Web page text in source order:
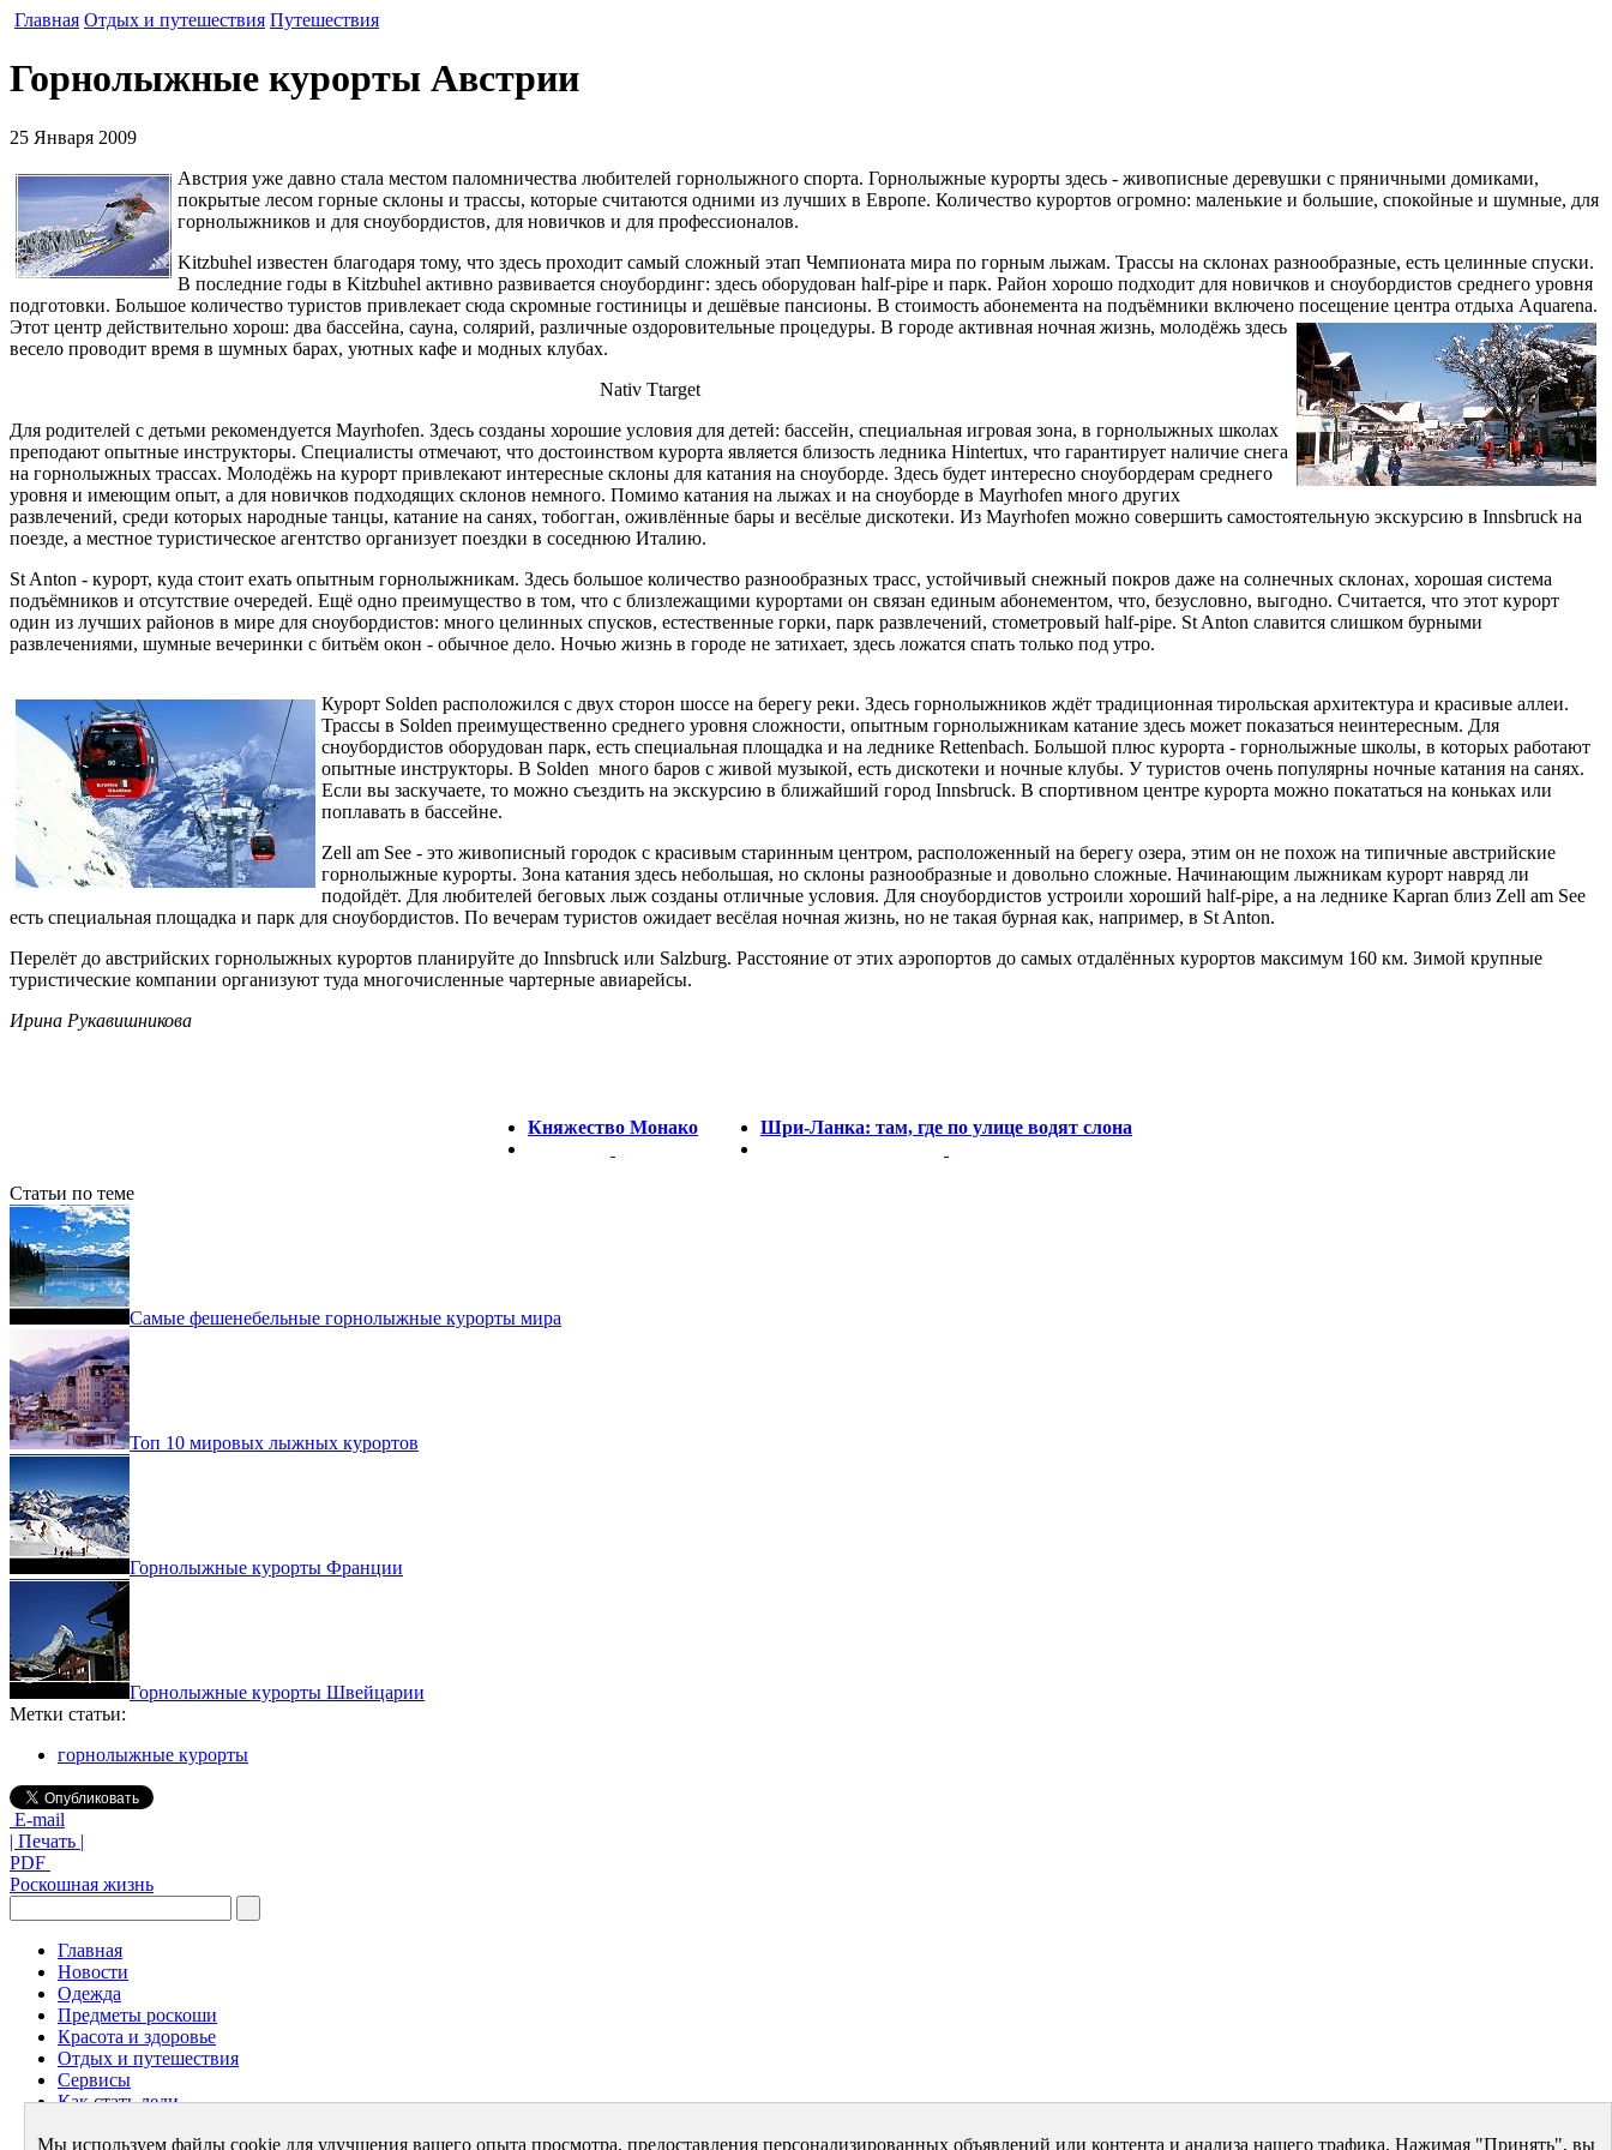
Главная Отдых и путешествия Путешествия
Горнолыжные курорты Австрии
25 Января 2009
Австрия уже давно стала местом паломничества любителей горнолыжного спорта. Горнолыжные курорты здесь - живописные деревушки с пряничными домиками,
покрытые лесом горные склоны и трассы, которые считаются одними из лучших в Европе. Количество курортов огромно: маленькие и большие, спокойные и шумные, для
горнолыжников и для сноубордистов, для новичков и для профессионалов.
Kitzbuhel известен благодаря тому, что здесь проходит самый сложный этап Чемпионата мира по горным лыжам. Трассы на склонах разнообразные, есть целинные спуски.
В последние годы в Kitzbuhel активно развивается сноубординг: здесь оборудован half-pipe и парк. Район хорошо подходит для новичков и сноубордистов среднего уровня
подготовки. Большое количество туристов привлекает сюда скромные гостиницы и дешёвые пансионы. В стоимость абонемента на подъёмники включено посещение центра отдыха Aquarena.
Этот центр действительно хорош: два бассейна, сауна, солярий, различные оздоровительные процедуры. В городе активная ночная жизнь, молодёжь здесь
весело проводит время в шумных барах, уютных кафе и модных клубах.
Nativ Ttarget
Для родителей с детьми рекомендуется Mayrhofen. Здесь созданы хорошие условия для детей: бассейн, специальная игровая зона, в горнолыжных школах
преподают опытные инструкторы. Специалисты отмечают, что достоинством курорта является близость ледника Hintertux, что гарантирует наличие снега
на горнолыжных трассах. Молодёжь на курорт привлекают интересные склоны для катания на сноуборде. Здесь будет интересно сноубордерам среднего
уровня и имеющим опыт, а для новичков подходящих склонов немного. Помимо катания на лыжах и на сноуборде в Mayrhofen много других
развлечений, среди которых народные танцы, катание на санях, тобогган, оживлённые бары и весёлые дискотеки. Из Mayrhofen можно совершить самостоятельную экскурсию в Innsbruck на
поезде, а местное туристическое агентство организует поездки в соседнюю Италию.
St Anton - курорт, куда стоит ехать опытным горнолыжникам. Здесь большое количество разнообразных трасс, устойчивый снежный покров даже на солнечных склонах, хорошая система
подъёмников и отсутствие очередей. Ещё одно преимущество в том, что с близлежащими курортами он связан единым абонементом, что, безусловно, выгодно. Считается, что этот курорт
один из лучших районов в мире для сноубордистов: много целинных спусков, естественные горки, парк развлечений, стометровый half-pipe. St Anton славится слишком бурными
развлечениями, шумные вечеринки с битьём окон - обычное дело. Ночью жизнь в городе не затихает, здесь ложатся спать только под утро.
Курорт Solden расположился с двух сторон шоссе на берегу реки. Здесь горнолыжников ждёт традиционная тирольская архитектура и красивые аллеи.
Трассы в Solden преимущественно среднего уровня сложности, опытным горнолыжникам катание здесь может показаться неинтересным. Для
сноубордистов оборудован парк, есть специальная площадка и на леднике Rettenbach. Большой плюс курорта - горнолыжные школы, в которых работают
опытные инструкторы. В Solden много баров с живой музыкой, есть дискотеки и ночные клубы. У туристов очень популярны ночные катания на санях.
Если вы заскучаете, то можно съездить на экскурсию в ближайший город Innsbruck. В спортивном центре курорта можно покататься на коньках или
поплавать в бассейне.
Zell am See - это живописный городок с красивым старинным центром, расположенный на берегу озера, этим он не похож на типичные австрийские
горнолыжные курорты. Зона катания здесь небольшая, но склоны разнообразные и довольно сложные. Начинающим лыжникам курорт навряд ли
подойдёт. Для любителей беговых лыж созданы отличные условия. Для сноубордистов устроили хороший half-pipe, а на леднике Kapran близ Zell am See
есть специальная площадка и парк для сноубордистов. По вечерам туристов ожидает весёлая ночная жизнь, но не такая бурная как, например, в St Anton.
Перелёт до австрийских горнолыжных курортов планируйте до Innsbruck или Salzburg. Расстояние от этих аэропортов до самых отдалённых курортов максимум 160 км. Зимой крупные
туристические компании организуют туда многочисленные чартерные авиарейсы.
Ирина Рукавишникова
Княжество Монако Шри-Ланка: там, где по улице водят слона
Статьи по теме
Самые фешенебельные горнолыжные курорты мира
Топ 10 мировых лыжных курортов
Горнолыжные курорты Франции
Горнолыжные курорты Швейцарии
Метки статьи:
горнолыжные курорты
E-mail
| Печать |
PDF
Роскошная жизнь
Главная
Новости
Одежда
Предметы роскоши
Красота и здоровье
Отдых и путешествия
Сервисы
Как стать леди
Мы используем файлы cookie для улучшения вашего опыта просмотра, предоставления персонализированных объявлений или контента и анализа нашего трафика. Нажимая "Принять", вы